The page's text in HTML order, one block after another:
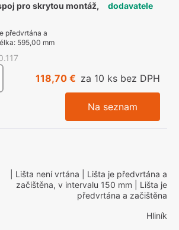
pro skrytou montáž,
předvrtána a
: 595,00 mm
dodavatele
118,70 € za 10 ks bez DPH
Na seznam
| Lišta není vrtána | Lišta je předvrtána a
začištěna, v intervalu 150 mm | Lišta je
předvrtána a začištěna
Hliník